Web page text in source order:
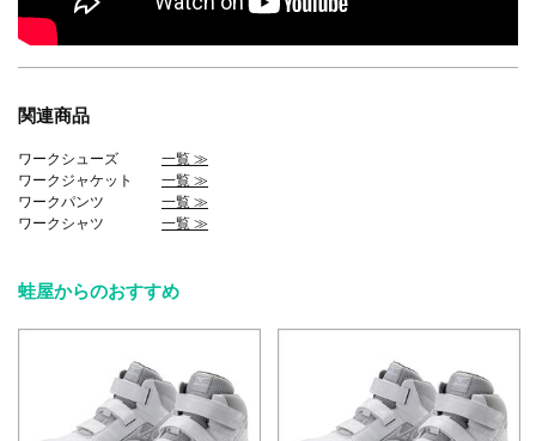
関連商品
ワークシューズ 一覧 ≫
ワークジャケット 一覧 ≫
ワークパンツ 一覧 ≫
ワークシャツ 一覧 ≫
蛙屋からのおすすめ